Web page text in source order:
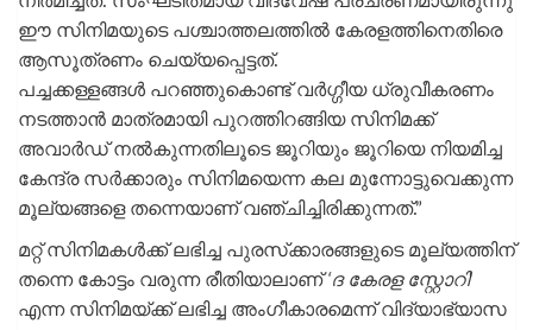
ഈ സിനിമയുടെ പശ്ചാത്തലത്തിൽ കേരളത്തിനെതിരെ
ആസൂത്രണം ചെയ്യപ്പെട്ടത്.
പച്ചക്കള്ളങ്ങൾ പറഞ്ഞുകൊണ്ട് വർഗ്ഗീയ ധ്രുവീകരണം
നടത്താൻ മാത്രമായി പുറത്തിറങ്ങിയ സിനിമക്ക്
അവാർഡ് നൽകുന്നതിലൂടെ ജൂറിയും ജൂറിയെ നിയമിച്ച
കേന്ദ്ര സർക്കാരും സിനിമയെന്ന കല മുന്നോട്ടുവെക്കുന്ന
മൂല്യങ്ങളെ തന്നെയാണ് വഞ്ചിച്ചിരിക്കുന്നത്.”
മറ്റ് സിനിമകൾക്ക് ലഭിച്ച പുരസ്‌ക്കാരങ്ങളുടെ മൂല്യത്തിന്
തന്നെ കോട്ടം വരുന്ന രീതിയാലാണ്‘ദ കേരള സ്റ്റോറി‘
എന്ന സിനിമയ്ക്ക് ലഭിച്ച അംഗീകാരമെന്ന് വിദ്യാഭ്യാസ